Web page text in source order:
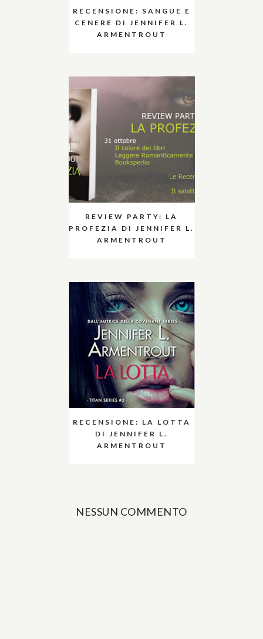
RECENSIONE: SANGUE E
CENERE DI JENNIFER L.
ARMENTROUT
REVIEW PARTY: LA
PROFEZIA DI JENNIFER L.
ARMENTROUT
RECENSIONE: LA LOTTA
DI JENNIFER L.
ARMENTROUT
NESSUN COMMENTO